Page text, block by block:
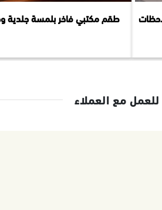
طقم مكتبي فاخر بلمسة جلدية
مع العملاء